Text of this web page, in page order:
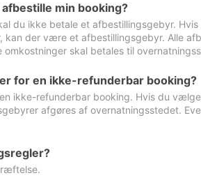
min booking?
du ikke betale et afbestillingsgebyr.
kan der være et afbestillingsgebyr. Alle
skal betales til
for en ikke-refunderbar booking?
ikke-refunderbar booking. Hvis du
afgøres af overnatningsstedet.